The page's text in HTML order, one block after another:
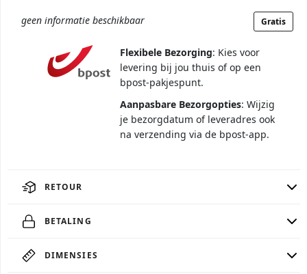
geen informatie beschikbaar Gratis
Flexibele Bezorging: Kies voor
levering bij jou thuis of op een
bpost-pakjespunt.
Aanpasbare Bezorgopties: Wijzig
je bezorgdatum of leveradres ook
na verzending via de bpost-app.
RETOUR
BETALING
DIMENSIES